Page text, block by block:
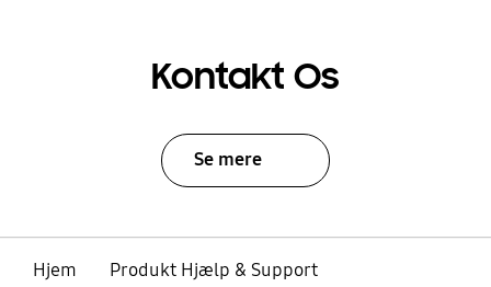
Kontakt Os
Se mere
Hjem
Produkt Hjælp & Support